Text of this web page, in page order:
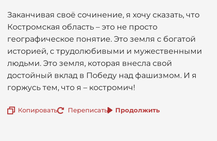
Заканчивая своё сочинение, я хочу сказать, что
Костромская область – это не просто
географическое понятие. Это земля с богатой
историей, с трудолюбивыми и мужественными
людьми. Это земля, которая внесла свой
достойный вклад в Победу над фашизмом. И я
горжусь тем, что я – костромич!
Копировать Переписать Продолжить